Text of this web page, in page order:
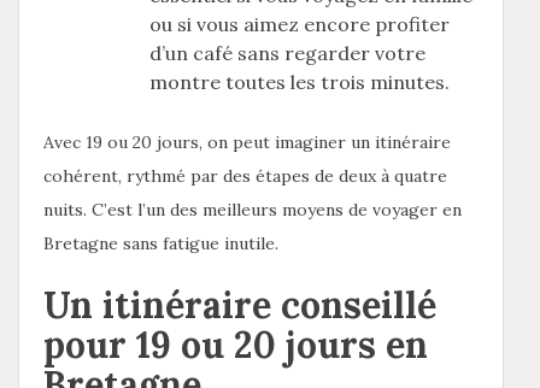
ou si vous aimez encore profiter
d’un café sans regarder votre
montre toutes les trois minutes.
Avec 19 ou 20 jours, on peut imaginer un itinéraire
cohérent, rythmé par des étapes de deux à quatre
nuits. C’est l’un des meilleurs moyens de voyager en
Bretagne sans fatigue inutile.
Un itinéraire conseillé
pour 19 ou 20 jours en